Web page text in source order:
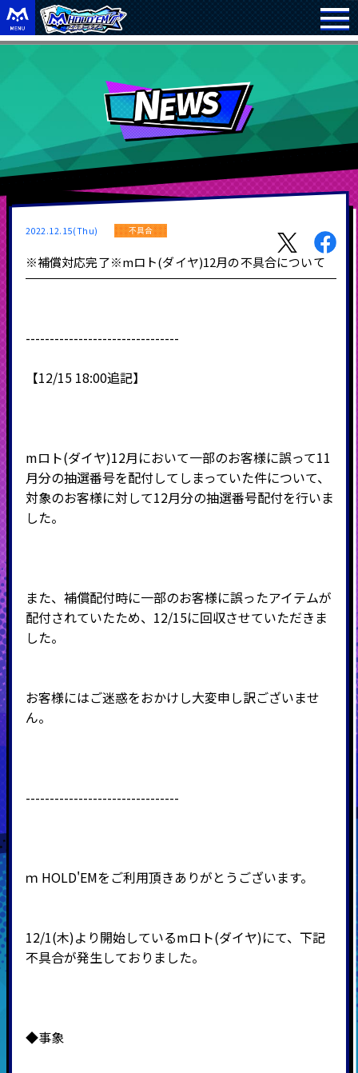
2022.12.15(Thu) 不具合
※補償対応完了※mロト(ダイヤ)12月の不具合について
--------------------------------
【12/15 18:00追記】
mロト(ダイヤ)12月において一部のお客様に誤って11
月分の抽選番号を配付してしまっていた件について、
対象のお客様に対して12月分の抽選番号配付を行いま
した。
また、補償配付時に一部のお客様に誤ったアイテムが
配付されていたため、12/15に回収させていただきま
した。
お客様にはご迷惑をおかけし大変申し訳ございませ
ん。
--------------------------------
ｍ HOLD'EMをご利用頂きありがとうございます。
12/1(木)より開始しているmロト(ダイヤ)にて、下記
不具合が発生しておりました。
◆事象